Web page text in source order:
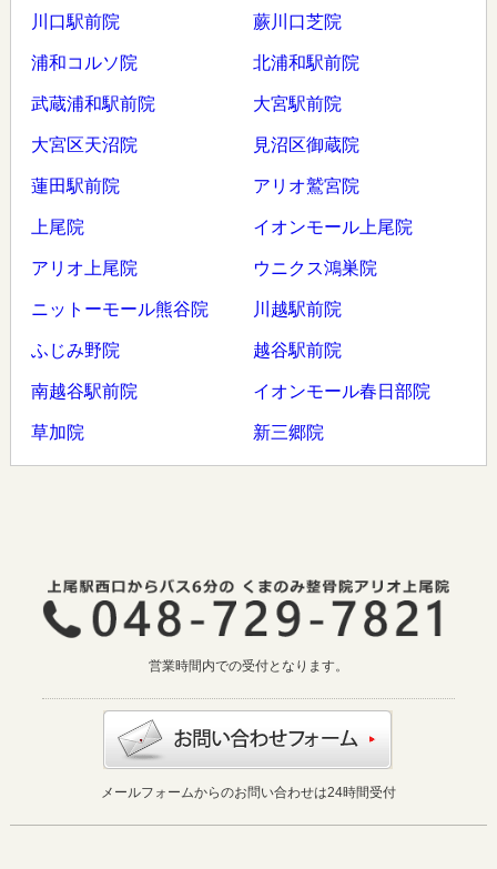
川口駅前院 蕨川口芝院
浦和コルソ院 北浦和駅前院
武蔵浦和駅前院 大宮駅前院
大宮区天沼院 見沼区御蔵院
蓮田駅前院 アリオ鷲宮院
上尾院 イオンモール上尾院
アリオ上尾院 ウニクス鴻巣院
ニットーモール熊谷院 川越駅前院
ふじみ野院 越谷駅前院
南越谷駅前院 イオンモール春日部院
草加院 新三郷院
営業時間内での受付となります。
メールフォームからのお問い合わせは24時間受付